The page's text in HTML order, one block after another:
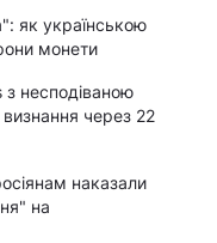
як українською
монети
несподіваною
визнання через 22
наказали
на